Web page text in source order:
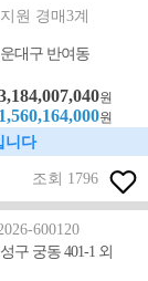
원 경매3계
대구 반여동
원
원
니다
조회 1796
600120
구 궁동 401-1 외